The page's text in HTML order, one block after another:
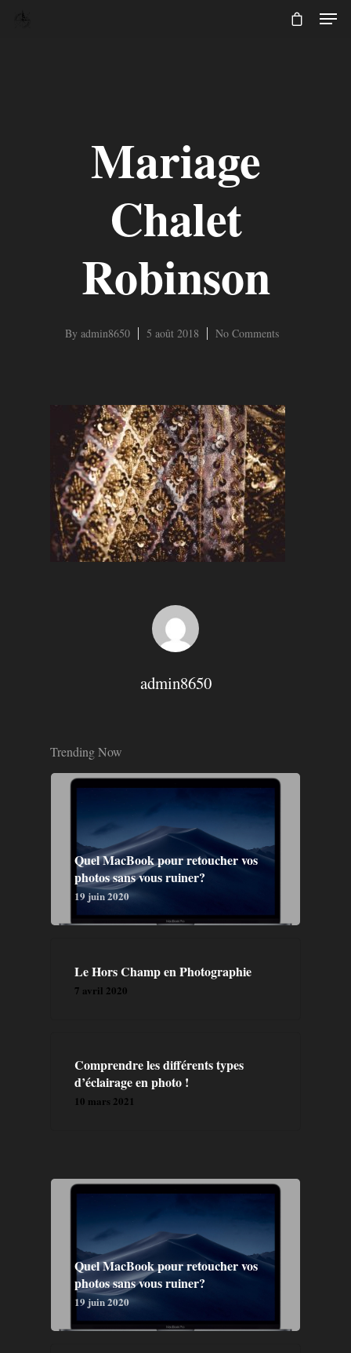
Hit enter to search or ESC to close
Mariage
Chalet
Robinson
By admin8650 5 août 2018 No Comments
admin8650
Trending Now
Quel MacBook pour retoucher vos
photos sans vous ruiner?
19 juin 2020
Le Hors Champ en Photographie
7 avril 2020
Comprendre les différents types
d’éclairage en photo !
10 mars 2021
Quel MacBook pour retoucher vos
photos sans vous ruiner?
19 juin 2020